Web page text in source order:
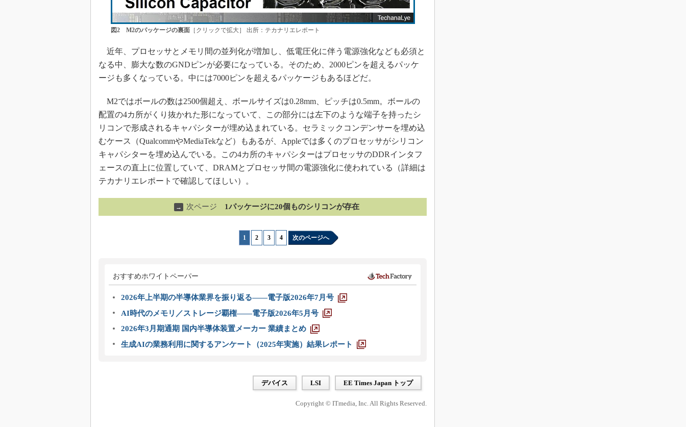
図2 M2のパッケージの裏面［クリックで拡大］ 出所：テカナリエレポート
近年、プロセッサとメモリ間の並列化が増加し、低電圧化に伴う電源強化なども必須と
なる中、膨大な数のGNDピンが必要になっている。そのため、2000ピンを超えるパッケ
ージも多くなっている。中には7000ピンを超えるパッケージもあるほどだ。
M2ではボールの数は2500個超え、ボールサイズは0.28mm、ピッチは0.5mm。ボールの
配置の4カ所がくり抜かれた形になっていて、この部分には左下のような端子を持ったシ
リコンで形成されるキャパシターが埋め込まれている。セラミックコンデンサーを埋め込
むケース（QualcommやMediaTekなど）もあるが、Appleでは多くのプロセッサがシリコン
キャパシターを埋め込んでいる。この4カ所のキャパシターはプロセッサのDDRインタフ
ェースの直上に位置していて、DRAMとプロセッサ間の電源強化に使われている（詳細は
テカナリエレポートで確認してほしい）。
→ 次ページ 1パッケージに20個ものシリコンが存在
1 2 3 4 次のページへ
おすすめホワイトペーパー
2026年上半期の半導体業界を振り返る――電子版2026年7月号
AI時代のメモリ／ストレージ覇権――電子版2026年5月号
2026年3月期通期 国内半導体装置メーカー 業績まとめ
生成AIの業務利用に関するアンケート（2025年実施）結果レポート
デバイス LSI EE Times Japan トップ
Copyright © ITmedia, Inc. All Rights Reserved.